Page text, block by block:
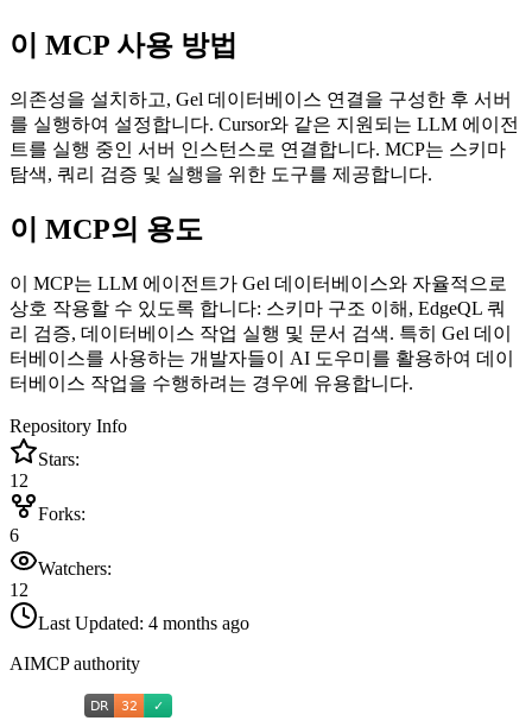
이 MCP 사용 방법
의존성을 설치하고, Gel 데이터베이스 연결을 구성한 후 서버
를 실행하여 설정합니다. Cursor와 같은 지원되는 LLM 에이전
트를 실행 중인 서버 인스턴스로 연결합니다. MCP는 스키마
탐색, 쿼리 검증 및 실행을 위한 도구를 제공합니다.
이 MCP의 용도
이 MCP는 LLM 에이전트가 Gel 데이터베이스와 자율적으로
상호 작용할 수 있도록 합니다: 스키마 구조 이해, EdgeQL 쿼
리 검증, 데이터베이스 작업 실행 및 문서 검색. 특히 Gel 데이
터베이스를 사용하는 개발자들이 AI 도우미를 활용하여 데이
터베이스 작업을 수행하려는 경우에 유용합니다.
Repository Info
Stars:
12
Forks:
6
Watchers:
12
Last Updated: 4 months ago
AIMCP authority